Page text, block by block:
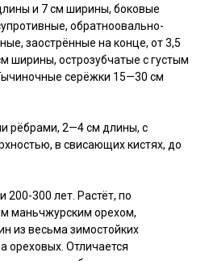
и 7 см ширины, боковые
обратноовально-
заострённые на конце, от 3,5
ширины, острозубчатые с густым
серёжки 15—30 см
рёбрами, 2—4 см длины, с
в свисающих кистях, до
200-300 лет. Растёт, по
маньчжурским орехом,
из весьма зимостойких
ореховых. Отличается